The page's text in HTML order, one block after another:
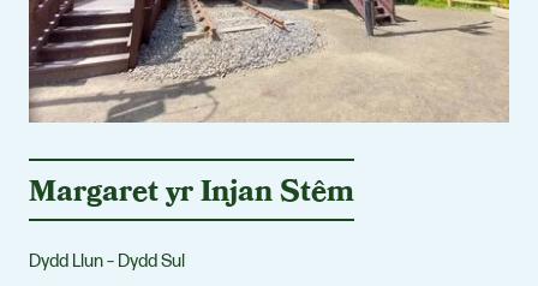
Margaret yr Injan Stêm
Dydd Llun – Dydd Sul